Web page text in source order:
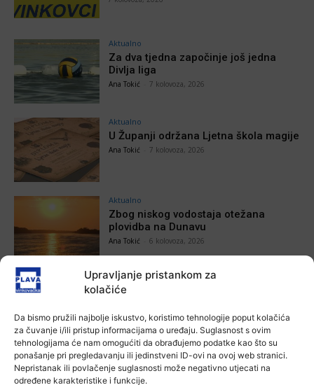
Upravljanje pristankom za
kolačiće
Da bismo pružili najbolje iskustvo, koristimo tehnologije poput kolačića
za čuvanje i/ili pristup informacijama o uređaju. Suglasnost s ovim
tehnologijama će nam omogućiti da obrađujemo podatke kao što su
ponašanje pri pregledavanju ili jedinstveni ID-ovi na ovoj web stranici.
Nepristanak ili povlačenje suglasnosti može negativno utjecati na
određene karakteristike i funkcije.
Aktualno
Za dva tjedna započinje još jedna
Divlja liga
Ana Tokić 7 kolovoza, 2026
Aktualno
U Županji održana Ljetna škola magije
Ana Tokić 7 kolovoza, 2026
Aktualno
Zbog niskog vodostaja otežana
plovidba na Dunavu
Ana Tokić 6 kolovoza, 2026
POVEZANE VIJESTI
Aktualno
Autoklub Vinkovci u rujnu će obilježiti
stotu godišnjicu djelovanja
7 kolovoza, 2026